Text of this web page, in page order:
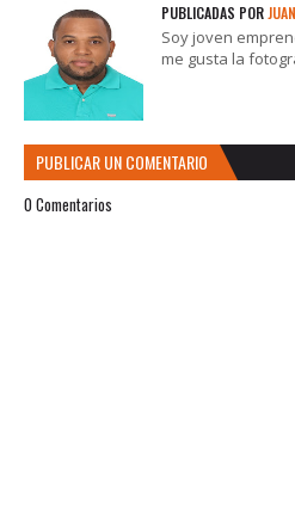
PUBLICADAS POR
Soy joven
me gusta la
PUBLICAR UN COMENTARIO
0 Comentarios